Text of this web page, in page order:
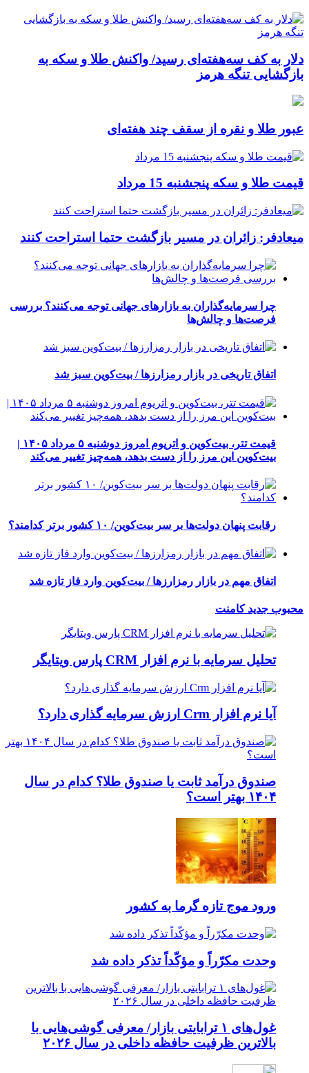
دلار به کف سه‌هفته‌ای رسید/ واکنش طلا و سکه به
بازگشایی تنگه هرمز
عبور طلا و نقره از سقف چند هفته‌ای
قیمت طلا و سکه پنجشنبه 15 مرداد
میعادفر: زائران در مسیر بازگشت حتما استراحت کنند
چرا سرمایه‌گذاران به بازارهای جهانی توجه می‌کنند؟ بررسی
فرصت‌ها و چالش‌ها
اتفاق تاریخی در بازار رمزارزها / بیت‌کوین سبز شد
قیمت تتر، بیت‌کوین و اتریوم امروز دوشنبه ۵ مرداد ۱۴۰۵ |
بیت‌کوین این مرز را از دست بدهد، همه‌چیز تغییر می‌کند
رقابت پنهان دولت‌ها بر سر بیت‌کوین/ ۱۰ کشور برتر کدامند؟
اتفاق مهم در بازار رمزارزها / بیت‌کوین وارد فاز تازه شد
محبوب جدیدکامنت
تحلیل سرمایه با نرم افزار CRM پارس ویتایگر
آیا نرم افزار Crm ارزش سرمایه گذاری دارد؟
صندوق درآمد ثابت یا صندوق طلا؟ کدام در سال
۱۴۰۴ بهتر است؟
ورود موج تازه گرما به کشور
وحدت مکرّراً و مؤکّداً تذکر داده شد
غول‌های ۱ ترابایتی بازار/ معرفی گوشی‌هایی با
بالاترین ظرفیت حافظه داخلی در سال ۲۰۲۶